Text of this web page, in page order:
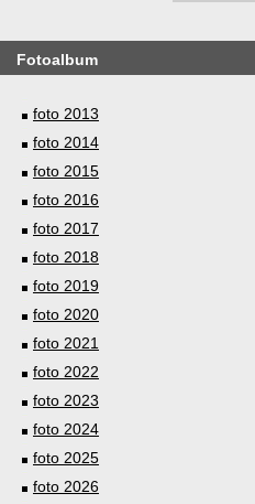
Fotoalbum
foto 2013
foto 2014
foto 2015
foto 2016
foto 2017
foto 2018
foto 2019
foto 2020
foto 2021
foto 2022
foto 2023
foto 2024
foto 2025
foto 2026